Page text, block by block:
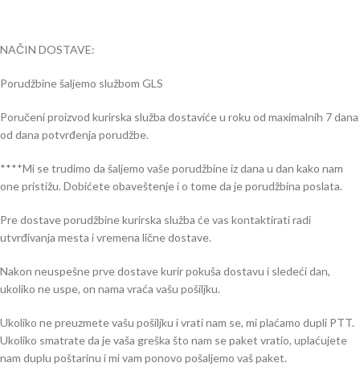
NAČIN DOSTAVE:
Porudžbine šaljemo službom GLS
Poručeni proizvod kurirska služba dostaviće u roku od maximalnih 7 dana
od dana potvrđenja porudžbe.
****Mi se trudimo da šaljemo vaše porudžbine iz dana u dan kako nam
one pristižu. Dobićete obaveštenje i o tome da je porudžbina poslata.
Pre dostave porudžbine kurirska služba će vas kontaktirati radi
utvrđivanja mesta i vremena lične dostave.
Nakon neuspešne prve dostave kurir pokuša dostavu i sledeći dan,
ukoliko ne uspe, on nama vraća vašu pošiljku.
Ukoliko ne preuzmete vašu pošiljku i vrati nam se, mi plaćamo dupli PTT.
Ukoliko smatrate da je vaša greška što nam se paket vratio, uplaćujete
nam duplu poštarinu i mi vam ponovo pošaljemo vaš paket.